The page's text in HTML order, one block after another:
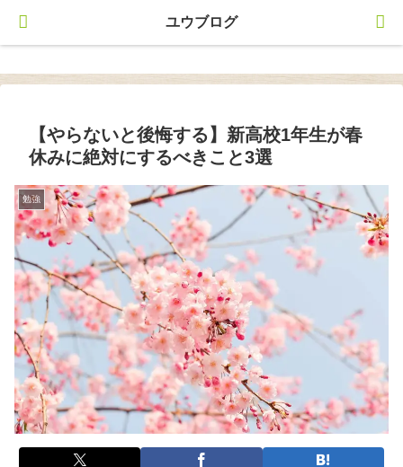
ユウブログ
【やらないと後悔する】新高校1年生が春
休みに絶対にするべきこと3選
勉強
ユウブログ